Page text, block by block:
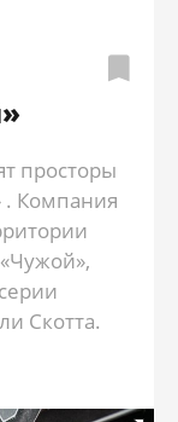
просторы
. Компания
Скотта.